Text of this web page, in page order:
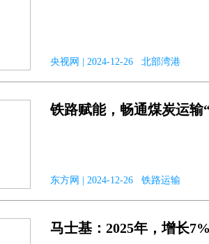
央视网 | 2024-12-26 北部湾港
铁路赋能，畅通煤炭运输
东方网 | 2024-12-26 铁路运输
马士基：2025年，增长